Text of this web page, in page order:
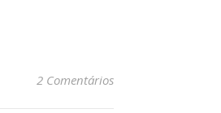
2 Comentários